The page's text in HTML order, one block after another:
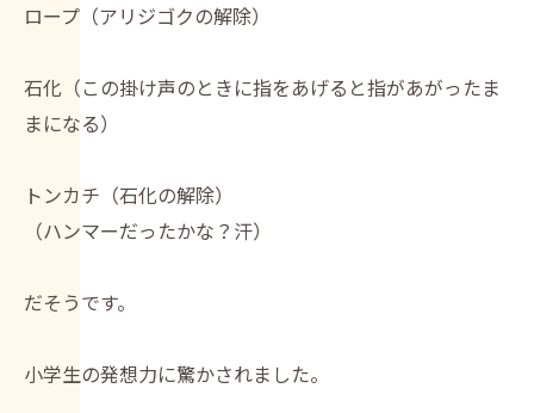
ロープ（アリジゴクの解除）
石化（この掛け声のときに指をあげると指があがったま
まになる）
トンカチ（石化の解除）
（ハンマーだったかな？汗）
だそうです。
小学生の発想力に驚かされました。